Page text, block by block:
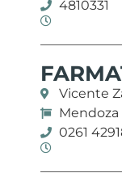
4810331
Vicente
Mendoza
0261